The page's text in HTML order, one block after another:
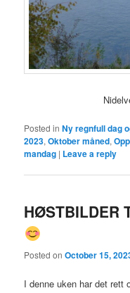
Posted in Ny regnfull dag
2023,Oktober måned,
mandag | Leave a reply
HØSTBILDER
Posted onOctober 15,
I denne uken har det